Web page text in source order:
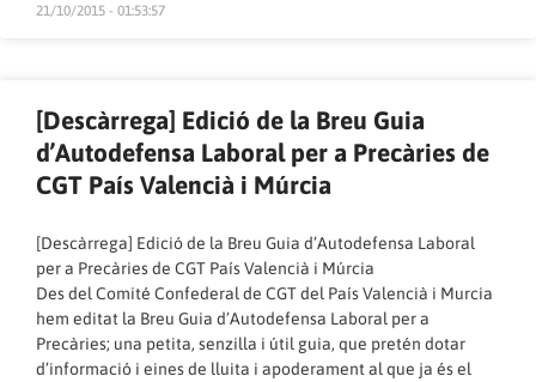
21/10/2015 - 01:53:57
[Descàrrega] Edició de la Breu Guia
d’Autodefensa Laboral per a Precàries de
CGT País Valencià i Múrcia
[Descàrrega] Edició de la Breu Guia d’Autodefensa Laboral
per a Precàries de CGT País Valencià i Múrcia
Des del Comité Confederal de CGT del País Valencià i Murcia
hem editat la Breu Guia d’Autodefensa Laboral per a
Precàries; una petita, senzilla i útil guia, que pretén dotar
d’informació i eines de lluita i apoderament al que ja és el